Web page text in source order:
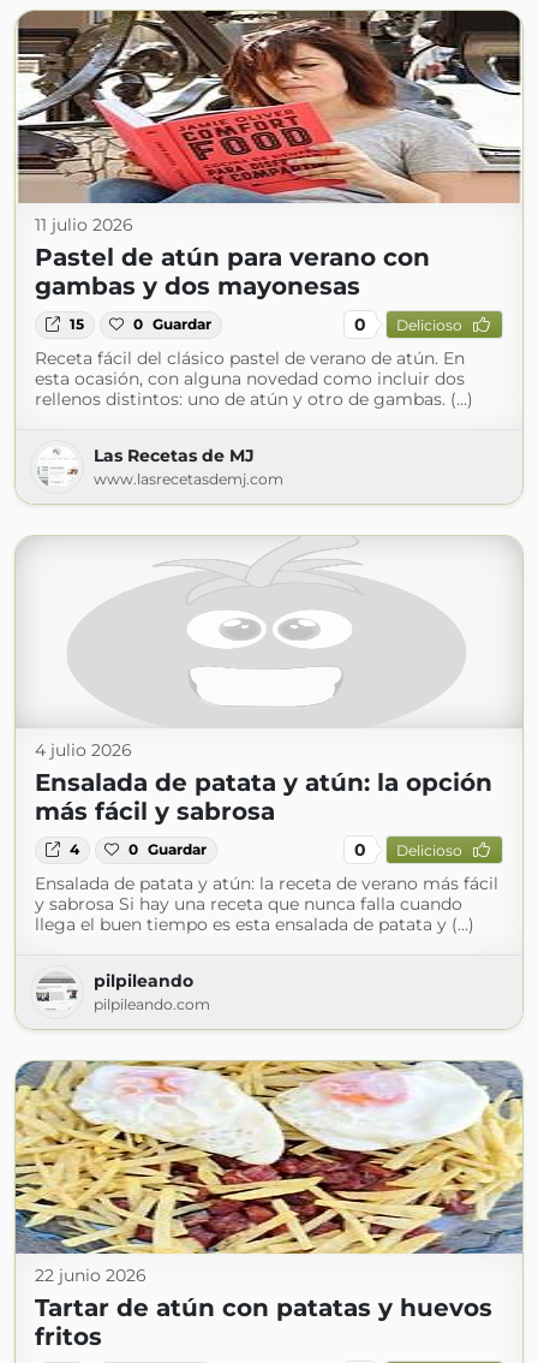
11 julio 2026
Pastel de atún para verano con
gambas y dos mayonesas
15 0 Guardar 0 Delicioso
Receta fácil del clásico pastel de verano de atún. En
esta ocasión, con alguna novedad como incluir dos
rellenos distintos: uno de atún y otro de gambas. (...)
Las Recetas de MJ
www.lasrecetasdemj.com
4 julio 2026
Ensalada de patata y atún: la opción
más fácil y sabrosa
4 0 Guardar 0 Delicioso
Ensalada de patata y atún: la receta de verano más fácil
y sabrosa Si hay una receta que nunca falla cuando
llega el buen tiempo es esta ensalada de patata y (...)
pilpileando
pilpileando.com
22 junio 2026
Tartar de atún con patatas y huevos
fritos